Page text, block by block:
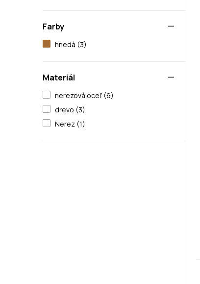
Farby
hnedá (3)
Materiál
nerezová oceľ (6)
drevo (3)
Nerez (1)